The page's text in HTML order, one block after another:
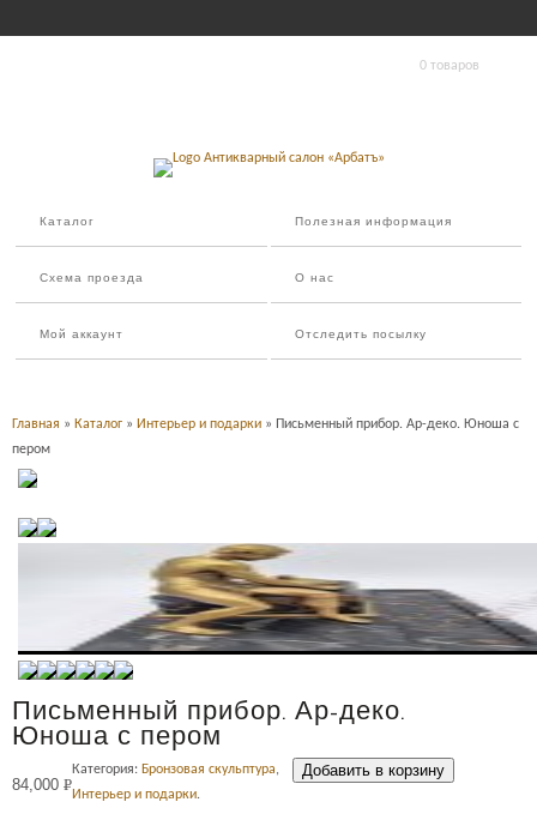
0 товаров
Каталог Полезная информация
Схема проезда О нас
Мой аккаунт Отследить посылку
Главная » Каталог » Интерьер и подарки » Письменный прибор. Ар-деко. Юноша с
пером
Письменный прибор. Ар-деко.
Юноша с пером
84,000 Р
Добавить в корзину
Категория: Бронзовая скульптура,
Интерьер и подарки.